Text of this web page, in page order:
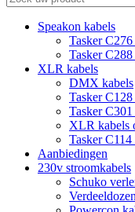
Speakon kabels
Tasker
Tasker
XLR kabels
DMX kabels
Tasker
Tasker
XLR kabels
Tasker
Aanbiedingen
230v stroomkabels
Schuko